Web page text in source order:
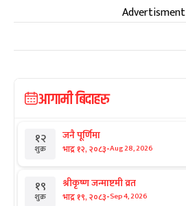
Advertisment
आगामी बिदाहरु
१२
शुक्र
जनै पूर्णिमा
भाद्र १२, २०८३-Aug 28, 2026
१९
शुक्र
श्रीकृष्ण जन्माष्टमी व्रत
भाद्र १९, २०८३-Sep 4, 2026